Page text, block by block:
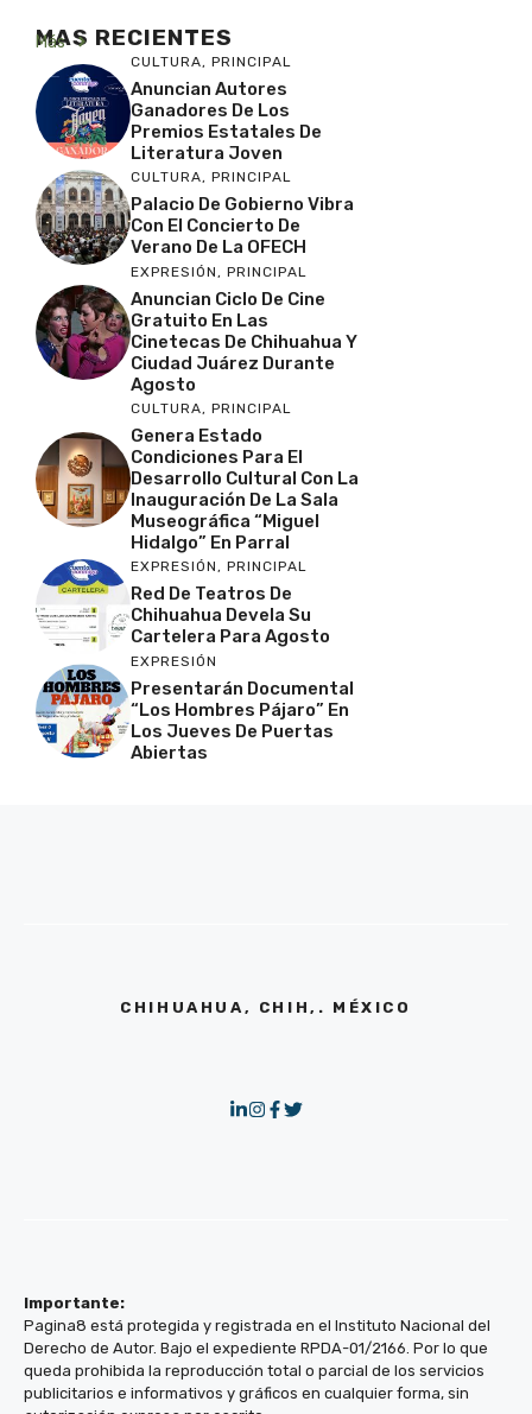
MAS RECIENTES
Más
CULTURA, PRINCIPAL
Anuncian Autores
Ganadores De Los
Premios Estatales De
Literatura Joven
CULTURA, PRINCIPAL
Palacio De Gobierno Vibra
Con El Concierto De
Verano De La OFECH
EXPRESIÓN , PRINCIPAL
Anuncian Ciclo De Cine
Gratuito En Las
Cinetecas De Chihuahua Y
Ciudad Juárez Durante
Agosto
CULTURA, PRINCIPAL
Genera Estado
Condiciones Para El
Desarrollo Cultural Con La
Inauguración De La Sala
Museográfica “Miguel
Hidalgo” En Parral
EXPRESIÓN, PRINCIPAL
Red De Teatros De
Chihuahua Devela Su
Cartelera Para Agosto
EXPRESIÓN
Presentarán Documental
“Los Hombres Pájaro” En
Los Jueves De Puertas
Abiertas
CHIHUAHUA, CHIH,. MÉXICO
Importante:
Pagina8 está protegida y registrada en el Instituto Nacional del
Derecho de Autor. Bajo el expediente RPDA-01/2166. Por lo que
queda prohibida la reproducción total o parcial de los servicios
publicitarios e informativos y gráficos en cualquier forma, sin